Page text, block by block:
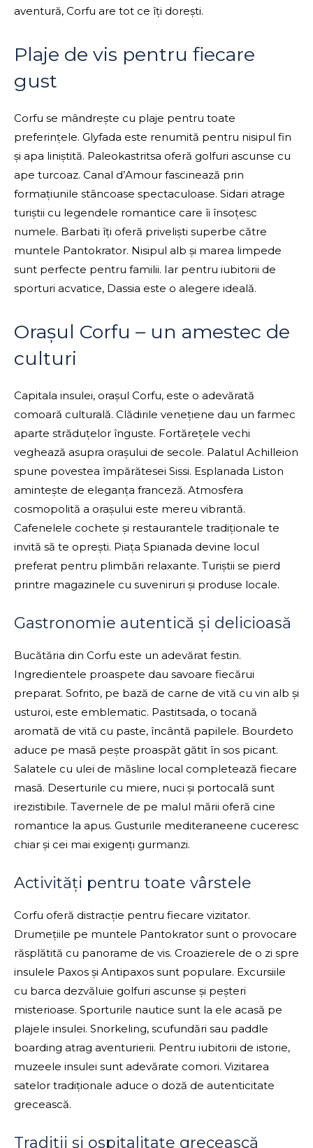
aventură, Corfu are tot ce îți dorești.
Plaje de vis pentru fiecare
gust
Corfu se mândrește cu plaje pentru toate
preferințele. Glyfada este renumită pentru nisipul fin
și apa liniștită. Paleokastritsa oferă golfuri ascunse cu
ape turcoaz. Canal d’Amour fascinează prin
formațiunile stâncoase spectaculoase. Sidari atrage
turiștii cu legendele romantice care îi însoțesc
numele. Barbati îți oferă priveliști superbe către
muntele Pantokrator. Nisipul alb și marea limpede
sunt perfecte pentru familii. Iar pentru iubitorii de
sporturi acvatice, Dassia este o alegere ideală.
Orașul Corfu – un amestec de
culturi
Capitala insulei, orașul Corfu, este o adevărată
comoară culturală. Clădirile venețiene dau un farmec
aparte străduțelor înguste. Fortărețele vechi
veghează asupra orașului de secole. Palatul Achilleion
spune povestea împărătesei Sissi. Esplanada Liston
amintește de eleganța franceză. Atmosfera
cosmopolită a orașului este mereu vibrantă.
Cafenelele cochete și restaurantele tradiționale te
invită să te oprești. Piața Spianada devine locul
preferat pentru plimbări relaxante. Turiștii se pierd
printre magazinele cu suveniruri și produse locale.
Gastronomie autentică și delicioasă
Bucătăria din Corfu este un adevărat festin.
Ingredientele proaspete dau savoare fiecărui
preparat. Sofrito, pe bază de carne de vită cu vin alb și
usturoi, este emblematic. Pastitsada, o tocană
aromată de vită cu paste, încântă papilele. Bourdeto
aduce pe masă pește proaspăt gătit în sos picant.
Salatele cu ulei de măsline local completează fiecare
masă. Deserturile cu miere, nuci și portocală sunt
irezistibile. Tavernele de pe malul mării oferă cine
romantice la apus. Gusturile mediteraneene cuceresc
chiar și cei mai exigenți gurmanzi.
Activități pentru toate vârstele
Corfu oferă distracție pentru fiecare vizitator.
Drumețiile pe muntele Pantokrator sunt o provocare
răsplătită cu panorame de vis. Croazierele de o zi spre
insulele Paxos și Antipaxos sunt populare. Excursiile
cu barca dezvăluie golfuri ascunse și peșteri
misterioase. Sporturile nautice sunt la ele acasă pe
plajele insulei. Snorkeling, scufundări sau paddle
boarding atrag aventurierii. Pentru iubitorii de istorie,
muzeele insulei sunt adevărate comori. Vizitarea
satelor tradiționale aduce o doză de autenticitate
grecească.
Tradiții și ospitalitate grecească